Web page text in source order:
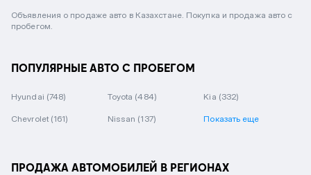
Объявления о продаже авто в Казахстане. Покупка и продажа авто с
пробегом.
ПОПУЛЯРНЫЕ АВТО С ПРОБЕГОМ
Hyundai (748) Toyota (484) Kia (332)
Chevrolet (161) Nissan (137) Показать еще
ПРОДАЖА АВТОМОБИЛЕЙ В РЕГИОНАХ